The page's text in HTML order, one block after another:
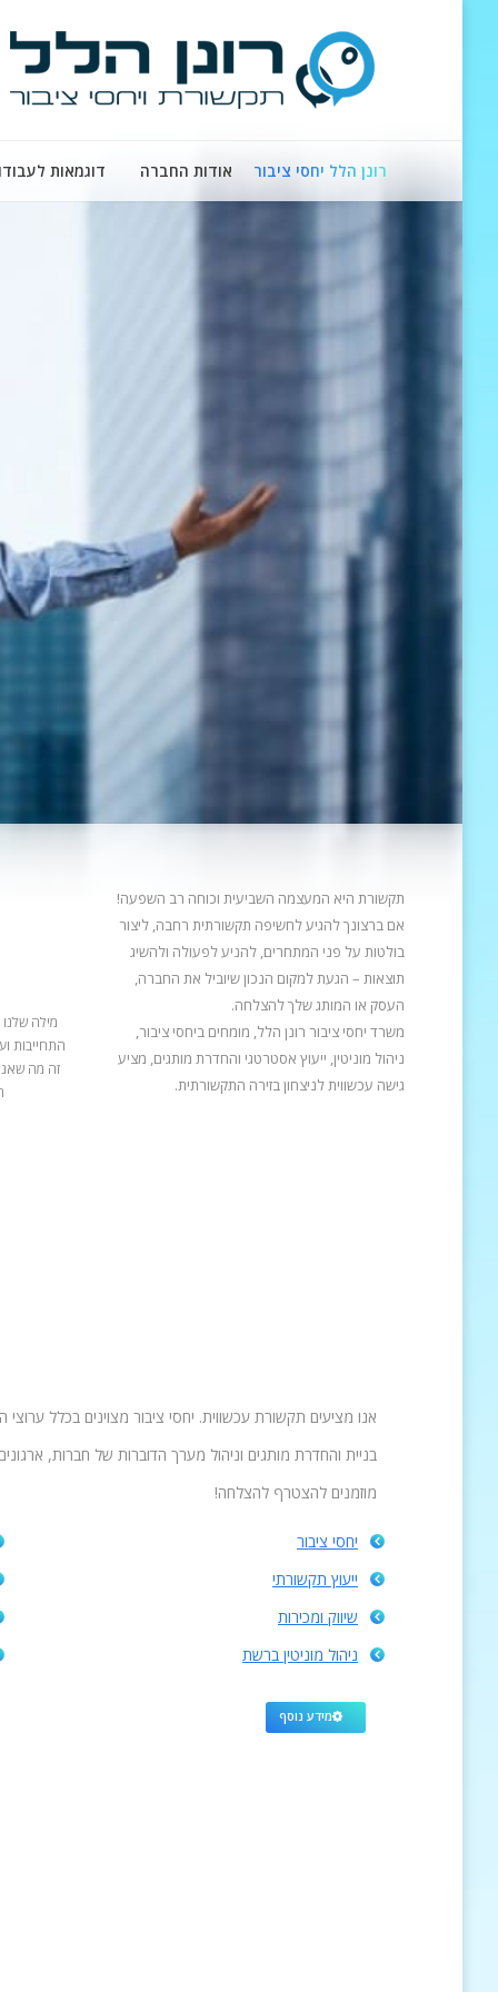
רונן הלל יחסי ציבור אודות החברה דוגמאות
מילה
התחייבות
זה מה
תקשורת היא המעצמה השביעית וכוחה רב השפעה!
אם ברצונך להגיע לחשיפה תקשורתית רחבה, ליצור
בולטות על פני המתחרים, להניעלפעולה ולהשיג
תוצאות – הגעת למקום הנכון שיוביל את החברה,
העסק או המותג שלך להצלחה.
משרד יחסי ציבור רונן הלל, מומחים ביחסי ציבור,
ניהול מוניטין, ייעוץ אסטרטגי והחדרת מותגים, מציע
גישה עכשווית לניצחון בזירה התקשורתית.
אנו מציעים תקשורת עכשווית. יחסי ציבור מצוינים בכלל
בניית והחדרת מותגים וניהול מערך הדוברות של חברות,
מוזמנים להצטרף להצלחה!
יחסי ציבור
ייעוץ תקשורתי
שיווק ומכירות
ניהול מוניטין ברשת
מידע נוסף